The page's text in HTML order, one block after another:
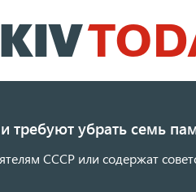
к
основному
требуют убрать семь
СССР или содержат